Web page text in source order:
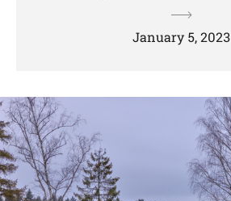
January 5, 2023